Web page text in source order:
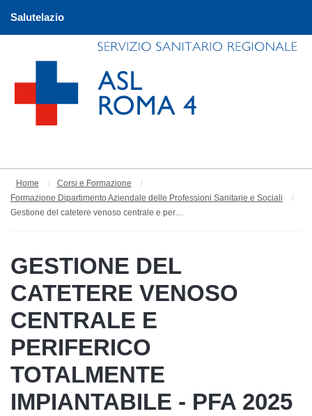
Salutelazio
Home
Corsi e Formazione
Formazione Dipartimento Aziendale delle Professioni Sanitarie e Sociali
Gestione del catetere venoso centrale e periferico totalmente impiantabile - PFA 2025
GESTIONE DEL
CATETERE VENOSO
CENTRALE E
PERIFERICO
TOTALMENTE
IMPIANTABILE - PFA 2025